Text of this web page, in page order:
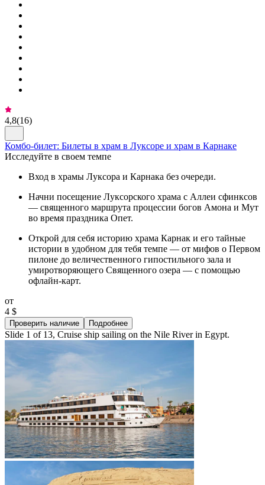
4,8(16)
Комбо-билет: Билеты в храм в Луксоре и храм в Карнаке
Исследуйте в своем темпе
Вход в храмы Луксора и Карнака без очереди.
Начни посещение Луксорского храма с Аллеи сфинксов
— священного маршрута процессии богов Амона и Мут
во время праздника Опет.
Открой для себя историю храма Карнак и его тайные
истории в удобном для тебя темпе — от мифов о Первом
пилоне до величественного гипостильного зала и
умиротворяющего Священного озера — с помощью
офлайн-карт.
от
4 $
Проверить наличие Подробнее
Slide 1 of 13, Cruise ship sailing on the Nile River in Egypt.